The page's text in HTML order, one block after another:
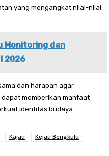
yang mengangkat nilai-nilai
Monitoring dan
2026
dan harapan agar
memberikan manfaat
identitas budaya
Kajati
Kejati Bengkulu